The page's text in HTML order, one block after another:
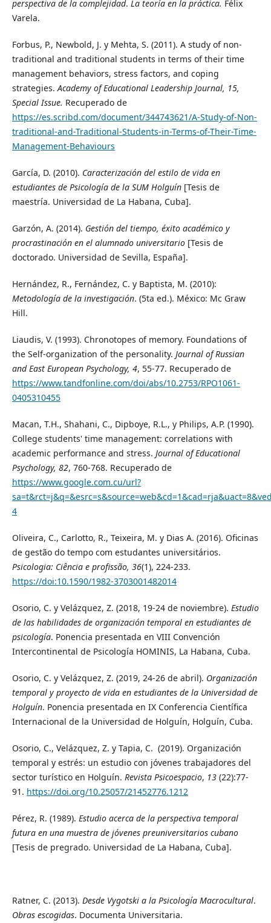
perspectiva de la complejidad. La teoría en la práctica. Félix
Varela.
Forbus, P., Newbold, J. y Mehta, S. (2011). A study of non-
traditional and traditional students in terms of their time
management behaviors, stress factors, and coping
strategies. Academy of Educational Leadership Journal, 15,
Special Issue. Recuperado de
https://es.scribd.com/document/344743621/A-Study-of-Non-
traditional-and-Traditional-Students-in-Terms-of-Their-Time-
Management-Behaviours
García, D. (2010). Caracterización del estilo de vida en
estudiantes de Psicología de la SUM Holguín[Tesis de
maestría. Universidad de La Habana, Cuba].
Garzón, A. (2014). Gestión del tiempo, éxito académico y
procrastinación en el alumnado universitario[Tesis de
doctorado. Universidad de Sevilla, España].
Hernández, R., Fernández, C. y Baptista, M. (2010):
Metodología de la investigación. (5ta ed.). México: Mc Graw
Hill.
Liaudis, V. (1993). Chronotopes of memory. Foundations of
the Self-organization of the personality. Journal of Russian
and East European Psychology, 4, 55-77. Recuperado de
https://www.tandfonline.com/doi/abs/10.2753/RPO1061-
0405310455
Macan, T.H., Shahani, C., Dipboye, R.L., y Philips, A.P. (1990).
College students' time management: correlations with
academic performance and stress. Journal of Educational
Psychology, 82, 760-768. Recuperado de
https://www.google.com.cu/url?
4
Oliveira, C., Carlotto, R., Teixeira, M. y Dias A. (2016). Oficinas
de gestão do tempo com estudantes universitários.
Psicologia: Ciência e profissão, 36(1), 224-233.
https://doi:10.1590/1982-3703001482014
Osorio, C. y Velázquez, Z. (2018, 19-24 de noviembre). Estudio
de las habilidades de organización temporal en estudiantes de
psicología. Ponencia presentada en VIII Convención
Intercontinental de Psicología HOMINIS, La Habana, Cuba.
Osorio, C. y Velázquez, Z. (2019, 24-26 de abril). Organización
temporal y proyecto de vida en estudiantes de la Universidad de
Holguín. Ponencia presentada en IX Conferencia Científica
Internacional de la Universidad de Holguín, Holguín, Cuba.
Osorio, C., Velázquez, Z. y Tapia, C. (2019). Organización
temporal y estrés: un estudio con jóvenes trabajadores del
sector turístico en Holguín. Revista Psicoespacio, 13(22):77-
91. https://doi.org/10.25057/21452776.1212
Pérez, R. (1989). Estudio acerca de la perspectiva temporal
futura en una muestra de jóvenes preuniversitarios cubano
[Tesis de pregrado. Universidad de La Habana, Cuba].
Ratner, C. (2013). Desde Vygotski a la Psicología Macrocultural.
Obras escogidas. Documenta Universitaria.